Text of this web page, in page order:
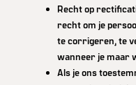
Recht op
recht om je
te corrigeren, te
wanneer je maar
Als je ons